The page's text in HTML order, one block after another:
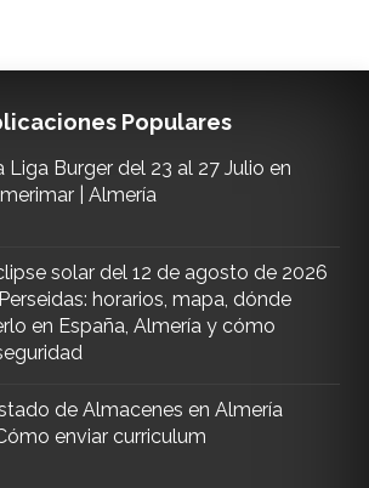
Populares
Liga Burger del 23 al 27 Julio en
| Almería
solar del 12 de agosto de 2026
horarios, mapa, dónde
en España, Almería y cómo
de Almacenes en Almería
enviar curriculum